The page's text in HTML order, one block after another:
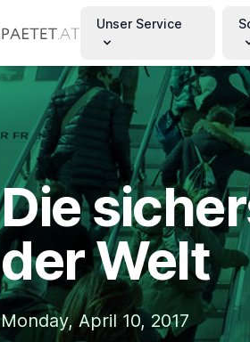
Unser Service
Die
der Welt
Monday, April 10, 2017